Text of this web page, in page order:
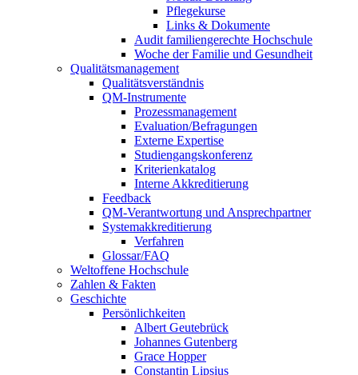
Pflegekurse
Links & Dokumente
Audit familiengerechte Hochschule
Woche der Familie und Gesundheit
Qualitätsmanagement
Qualitätsverständnis
QM-Instrumente
Prozessmanagement
Evaluation/Befragungen
Externe Expertise
Studiengangskonferenz
Kriterienkatalog
Interne Akkreditierung
Feedback
QM-Verantwortung und Ansprechpartner
Systemakkreditierung
Verfahren
Glossar/FAQ
Weltoffene Hochschule
Zahlen & Fakten
Geschichte
Persönlichkeiten
Albert Geutebrück
Johannes Gutenberg
Grace Hopper
Constantin Lipsius